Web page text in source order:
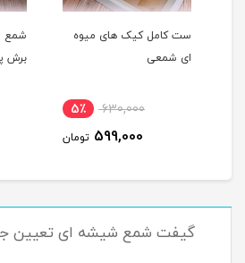
ست کامل کیک های میوه
ای شمعی
630,000 5٪
599,000 تومان
شمع
برش
گیفت شمع شیشه ای تعیین